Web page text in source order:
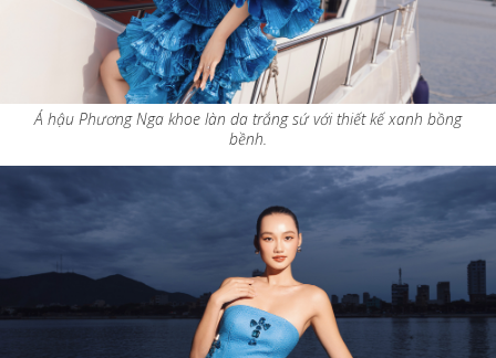
Á hậu Phương Nga khoe làn da trắng sứ với thiết kế xanh bồng
bềnh.